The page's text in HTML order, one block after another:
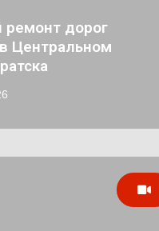
дорог
Центральном